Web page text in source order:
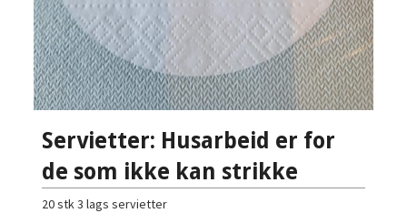
Servietter: Husarbeid er for
de som ikke kan strikke
20 stk 3 lags servietter